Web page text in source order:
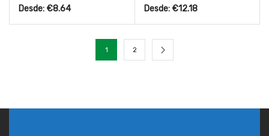
Desde: €8.64 Desde: €12.18
1 2